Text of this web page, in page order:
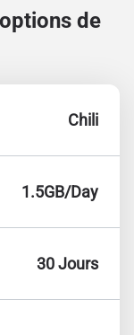
options de
Chili
1.5GB/Day
30 Jours